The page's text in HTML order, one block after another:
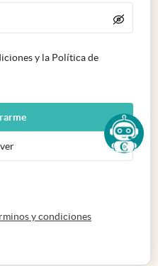
y la Política de
pestaña
y condicionesabre en nueva